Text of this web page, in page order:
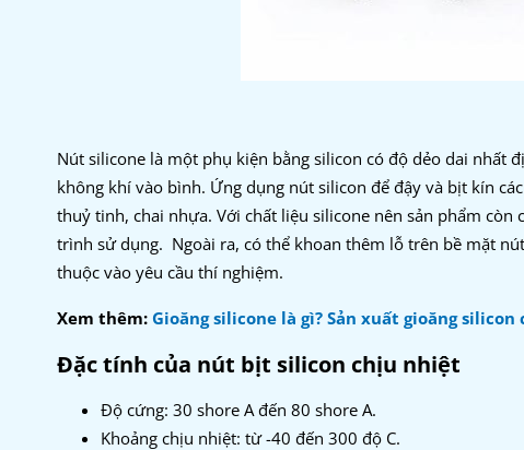
Nút silicone là một phụ kiện bằng silicon có độ dẻo dai
không khí vào bình. Ứng dụng nút silicon để đậy và bịt kín
thuỷ tinh, chai nhựa. Với chất liệu silicone nên sản phẩm
trình sử dụng. Ngoài ra, có thể khoan thêm lỗ trên bề mặt
thuộc vào yêu cầu thí nghiệm.
Xem thêm: Gioăng silicone là gì? Sản xuất gioăng
Đặc tính của nút bịt silicon chịu nhiệt
Độ cứng: 30 shore A đến 80 shore A.
Khoảng chịu nhiệt: từ -40 đến 300 độ C.